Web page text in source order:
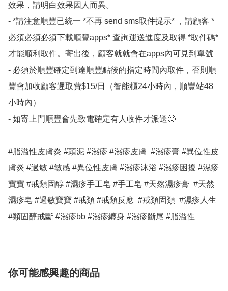
效果，請明白效果因人而異。
- *請注意順豐已統一 *不再 send sms取件提示* ，請顧客 *
必須必須必須下載順豐apps* 查詢運送進度及取得 *取件碼*
才能順利取件。寄出後，顧客就就會在apps內可見到單號
- 必須於順豐確定到達順豐點後的指定時間內取件，否則順
豐會加收顧客遲取費$15/日（智能櫃24小時內，順豐站48
小時內）
- 如寄上門順豐會先致電確定有人收件才派送🙂
#脂溢性皮膚炎 #頭泥 #濕疹 #濕疹皮膚  #濕疹膏 #異位性皮
膚炎 #過敏 #敏感 #異位性皮膚 #濕疹沐浴 #濕疹困擾 #濕疹
寶寶 #戒類固醇 #濕疹手工皂 #手工皂 #天然濕疹膏  #天然
濕疹皂 #過敏寶寶 #戒類 #戒類反應  #戒類固類  #濕疹人生
#類固醇戒斷 #濕疹bb #濕疹纏身 #濕疹斷尾 #脂溢性
你可能感興趣的商品